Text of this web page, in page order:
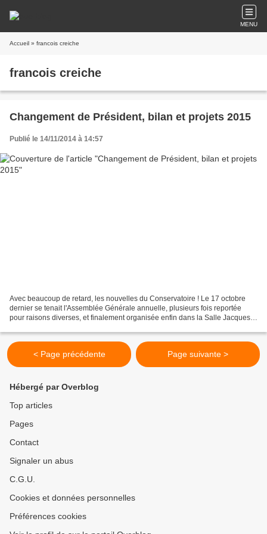
MENU
Accueil » francois creiche
francois creiche
Changement de Président, bilan et projets 2015
Publié le 14/11/2014 à 14:57
Avec beaucoup de retard, les nouvelles du Conservatoire ! Le 17 octobre
dernier se tenait l'Assemblée Générale annuelle, plusieurs fois reportée
pour raisons diverses, et finalement organisée enfin dans la Salle Jacques
< Page précédente Page suivante >
Hébergé par Overblog
Top articles
Pages
Contact
Signaler un abus
C.G.U.
Cookies et données personnelles
Préférences cookies